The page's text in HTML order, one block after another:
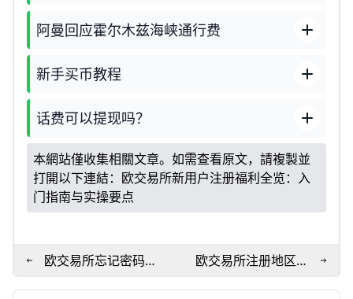
阿曼回应霍尔木兹海峡通行费
新手买币教程
话费可以提现吗？
本網站僅收集相關文章。如需查看原文，請複製並
打開以下連結： 欧交易所新用户注册福利全览：入
门指南与实操要点
欧交易所忘记密码一
键找回！新手买卖教
欧交易所注册地区错
误怎么办：一步步纠